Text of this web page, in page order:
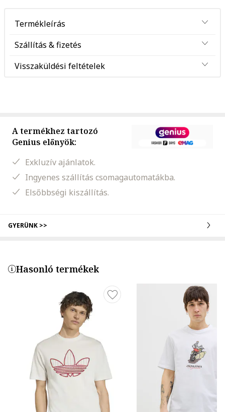
Termékleírás
Szállítás & fizetés
Visszaküldési feltételek
A termékhez tartozó
Genius előnyök:
Exkluzív ajánlatok.
Ingyenes szállítás csomagautomatákba.
Elsőbbségi kiszállítás.
GYERÜNK >>
Hasonló termékek